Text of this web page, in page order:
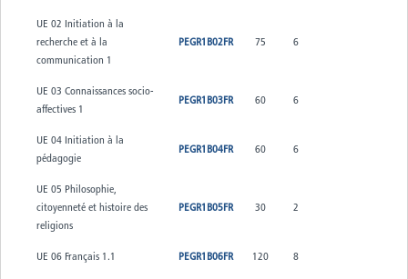
UE 02 Initiation à la
recherche et à la
communication 1
PEGR1B02FR 75 6
UE 03 Connaissances socio-
affectives 1
PEGR1B03FR 60 6
UE 04 Initiation à la
pédagogie
PEGR1B04FR 60 6
UE 05 Philosophie,
citoyenneté et histoire des
religions
PEGR1B05FR 30 2
UE 06 Français 1.1 PEGR1B06FR 120 8